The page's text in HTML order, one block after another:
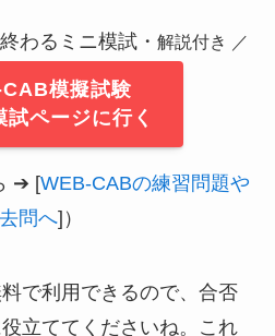
わるミニ模試・ 解説付き ／
模擬試験
試ページに行く
➔ [WEB-CABの練習問題や
問へ]）
で利用できるので、合否
立ててくださいね。これ